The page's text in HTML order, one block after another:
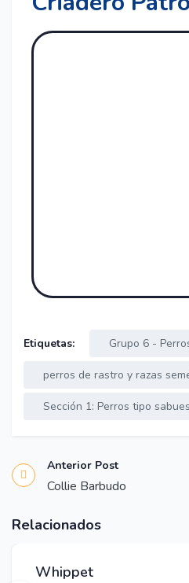
Etiquetas: Grupo 6 -
perros de rastro y razas
Sección 1: Perros tipo
Anterior Post
Collie Barbudo
Relacionados
Razas de perros medianos
Whippet